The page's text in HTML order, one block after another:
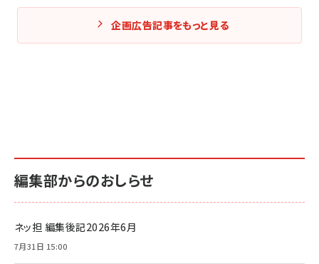
企画広告記事をもっと見る
編集部からのおしらせ
ネッ担 編集後記2026年6月
7月31日 15:00